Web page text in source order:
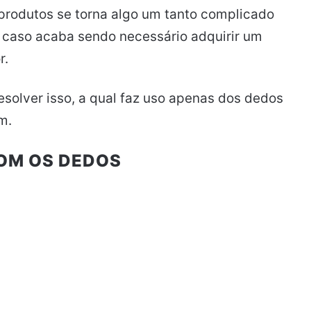
se torna algo um tanto complicado
acaba sendo necessário adquirir um
isso, a qual faz uso apenas dos dedos
OS DEDOS